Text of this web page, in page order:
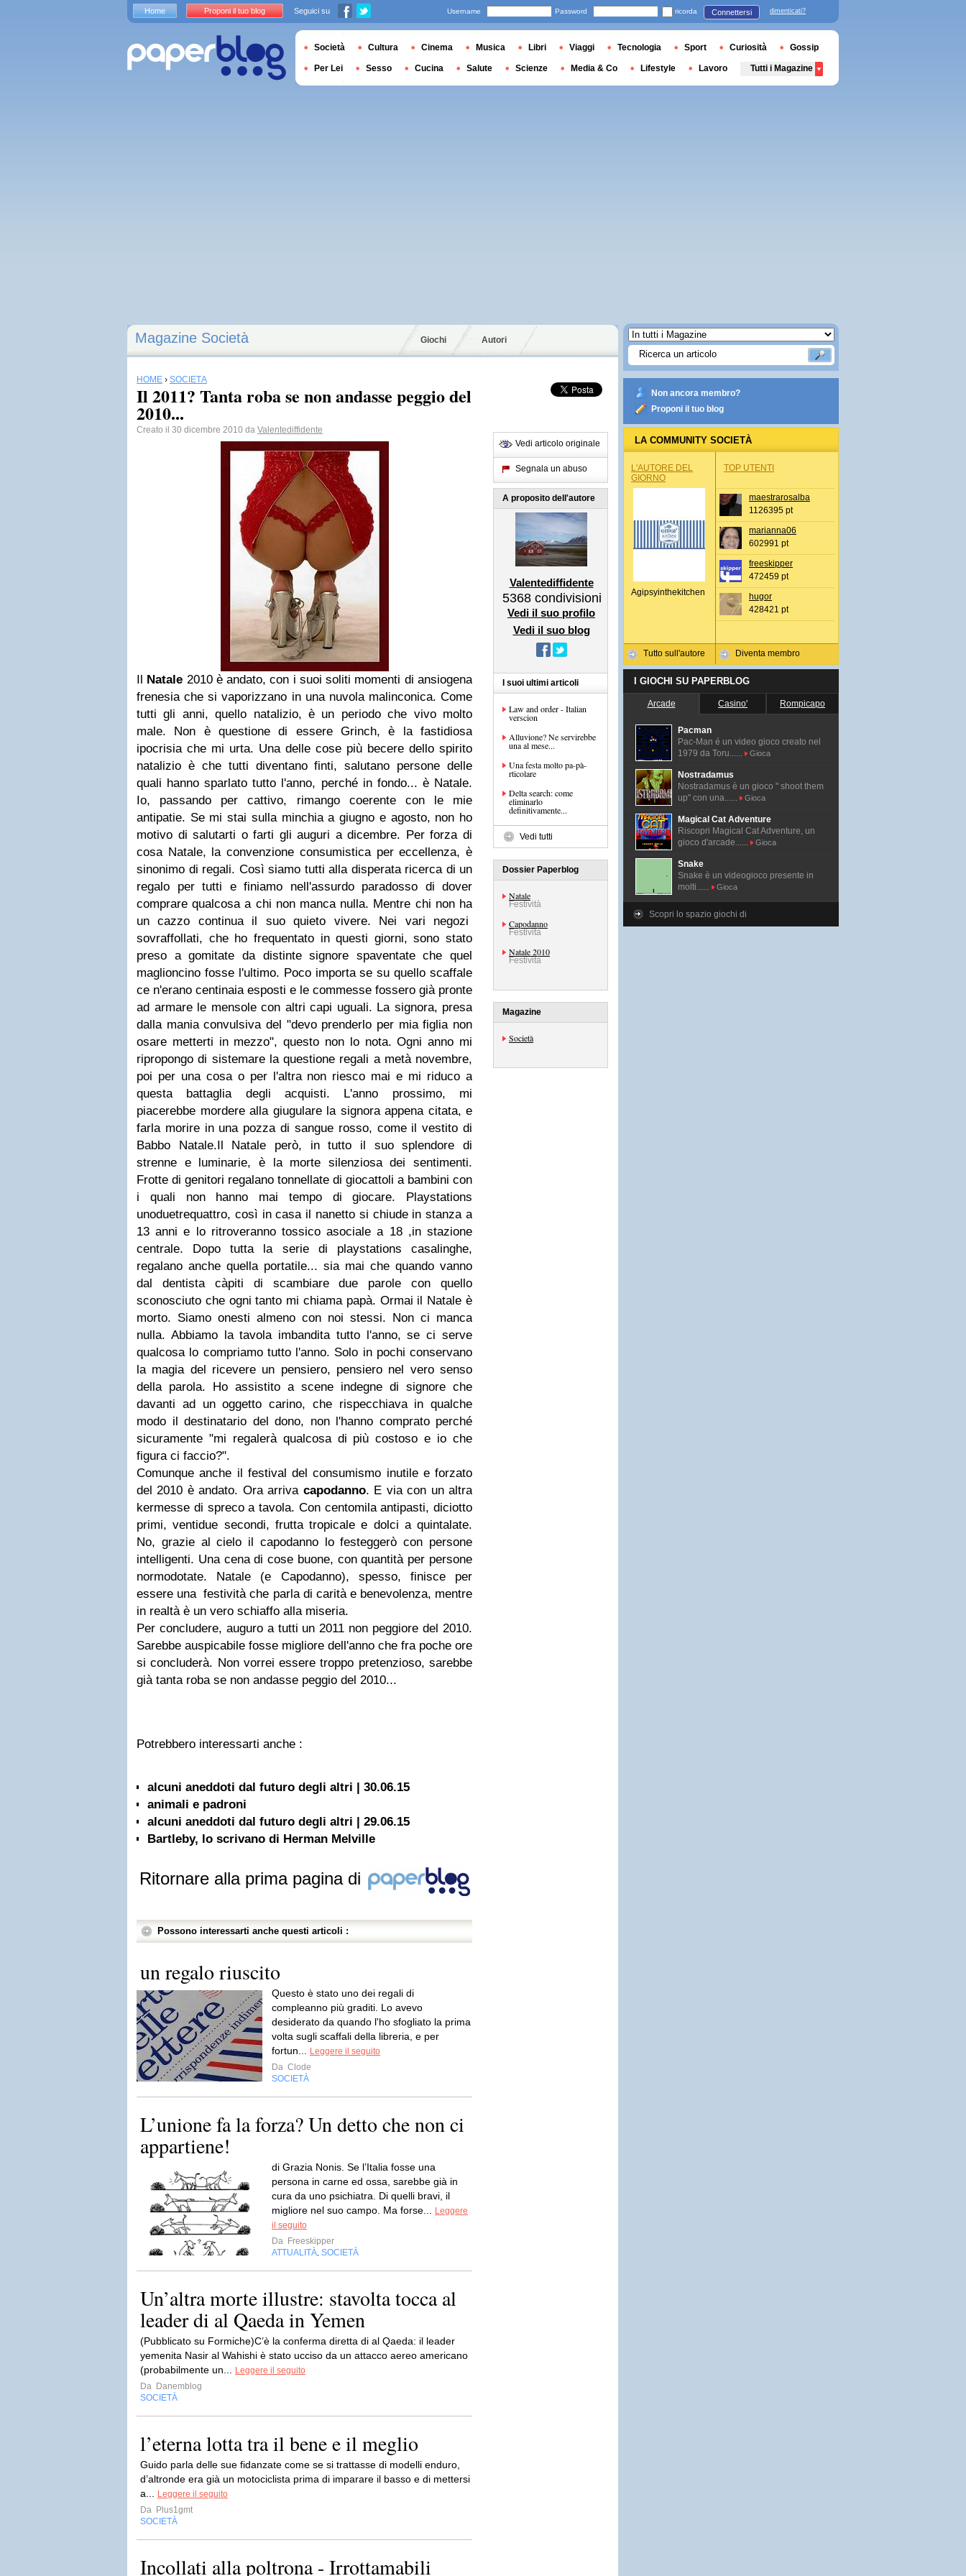
Magazine Società Giochi Autori
HOME › SOCIETÀ
Il 2011? Tanta roba se non andasse peggio del
2010...
Creato il 30 dicembre 2010 da Valentediffidente
Il Natale 2010 è andato, con i suoi soliti momenti di ansiogena
frenesia che si vaporizzano in una nuvola malinconica. Come
tutti gli anni, quello natalizio, è un periodo che vivo molto
male. Non è questione di essere Grinch, è la fastidiosa
ipocrisia che mi urta. Una delle cose più becere dello spirito
natalizio è che tutti diventano finti, salutano persone delle
quali hanno sparlato tutto l'anno, perché in fondo... è Natale.
Io, passando per cattivo, rimango coerente con le mie
antipatie. Se mi stai sulla minchia a giugno e agosto, non ho
motivo di salutarti o farti gli auguri a dicembre. Per forza di
cosa Natale, la convenzione consumistica per eccellenza, è
sinonimo di regali. Così siamo tutti alla disperata ricerca di un
regalo per tutti e finiamo nell'assurdo paradosso di dover
comprare qualcosa a chi non manca nulla. Mentre chi non ha
un cazzo continua il suo quieto vivere. Nei vari negozi
sovraffollati, che ho frequentato in questi giorni, sono stato
preso a gomitate da distinte signore spaventate che quel
maglioncino fosse l'ultimo. Poco importa se su quello scaffale
ce n'erano centinaia esposti e le commesse fossero già pronte
ad armare le mensole con altri capi uguali. La signora, presa
dalla mania convulsiva del "devo prenderlo per mia figlia non
osare metterti in mezzo", questo non lo nota. Ogni anno mi
ripropongo di sistemare la questione regali a metà novembre,
poi per una cosa o per l'altra non riesco mai e mi riduco a
questa battaglia degli acquisti. L'anno prossimo, mi
piacerebbe mordere alla giugulare la signora appena citata, e
farla morire in una pozza di sangue rosso, come il vestito di
Babbo Natale.Il Natale però, in tutto il suo splendore di
strenne e luminarie, è la morte silenziosa dei sentimenti.
Frotte di genitori regalano tonnellate di giocattoli a bambini con
i quali non hanno mai tempo di giocare. Playstations
unoduetrequattro, così in casa il nanetto si chiude in stanza a
13 anni e lo ritroveranno tossico asociale a 18 ,in stazione
centrale. Dopo tutta la serie di playstations casalinghe,
regalano anche quella portatile... sia mai che quando vanno
dal dentista càpiti di scambiare due parole con quello
sconosciuto che ogni tanto mi chiama papà. Ormai il Natale è
morto. Siamo onesti almeno con noi stessi. Non ci manca
nulla. Abbiamo la tavola imbandita tutto l'anno, se ci serve
qualcosa lo compriamo tutto l'anno. Solo in pochi conservano
la magia del ricevere un pensiero, pensiero nel vero senso
della parola. Ho assistito a scene indegne di signore che
davanti ad un oggetto carino, che rispecchiava in qualche
modo il destinatario del dono, non l'hanno comprato perché
sicuramente "mi regalerà qualcosa di più costoso e io che
figura ci faccio?".
Comunque anche il festival del consumismo inutile e forzato
del 2010 è andato. Ora arriva capodanno. E via con un altra
kermesse di spreco a tavola. Con centomila antipasti, diciotto
primi, ventidue secondi, frutta tropicale e dolci a quintalate.
No, grazie al cielo il capodanno lo festeggerò con persone
intelligenti. Una cena di cose buone, con quantità per persone
normodotate. Natale (e Capodanno), spesso, finisce per
essere una festività che parla di carità e benevolenza, mentre
in realtà è un vero schiaffo alla miseria.
Per concludere, auguro a tutti un 2011 non peggiore del 2010.
Sarebbe auspicabile fosse migliore dell'anno che fra poche ore
si concluderà. Non vorrei essere troppo pretenzioso, sarebbe
già tanta roba se non andasse peggio del 2010...
Potrebbero interessarti anche :
alcuni aneddoti dal futuro degli altri | 30.06.15
animali e padroni
alcuni aneddoti dal futuro degli altri | 29.06.15
Bartleby, lo scrivano di Herman Melville
Ritornare alla prima pagina di
Possono interessarti anche questi articoli :
un regalo riuscito
Questo è stato uno dei regali di
compleanno più graditi. Lo avevo
desiderato da quando l'ho sfogliato la prima
volta sugli scaffali della libreria, e per
fortun...
Leggere il seguito
Da Clode
SOCIETÀ
L’unione fa la forza? Un detto che non ci
appartiene!
di Grazia Nonis. Se l’Italia fosse una
persona in carne ed ossa, sarebbe già in
cura da uno psichiatra. Di quelli bravi, il
migliore nel suo campo. Ma forse...
Leggere
il seguito
Da Freeskipper
ATTUALITÀ SOCIETÀ
Un’altra morte illustre: stavolta tocca al
leader di al Qaeda in Yemen
(Pubblicato su Formiche)C’è la conferma diretta di al Qaeda: il leader
yemenita Nasir al Wahishi è stato ucciso da un attacco aereo americano
(probabilmente un...
Leggere il seguito
Da Danemblog
SOCIETÀ
l’eterna lotta tra il bene e il meglio
Guido parla delle sue fidanzate come se si trattasse di modelli enduro,
d’altronde era già un motociclista prima di imparare il basso e di mettersi
a...
Leggere il seguito
Da Plus1gmt
SOCIETÀ
Incollati alla poltrona - Irrottamabili
Vedi articolo originale
Segnala un abuso
A proposito dell'autore
Valentediffidente
5368 condivisioni
Vedi il suo profilo
Vedi il suo blog
I suoi ultimi articoli
Law and order - Italian
verscion
Alluvione? Ne servirebbe
una al mese...
Una festa molto pa-pà-
rticolare
Delta search: come
eliminarlo
definitivamente...
Vedi tutti
Dossier Paperblog
Natale
Festività
Capodanno
Festività
Natale 2010
Festività
Magazine
Società
Non ancora membro?
Proponi il tuo blog
LA COMMUNITY SOCIETÀ
L'AUTORE DEL
GIORNO
Agipsyinthekitchen
Tutto sull'autore
TOP UTENTI
maestrarosalba
1126395 pt
marianna06
602991 pt
freeskipper
472459 pt
hugor
428421 pt
Diventa membro
I GIOCHI SU PAPERBLOG
Arcade Casino' Rompicapo
Pacman
Pac-Man é un video gioco creato nel
1979 da Toru......
Gioca
Nostradamus
Nostradamus è un gioco " shoot them
up" con una......
Gioca
Magical Cat Adventure
Riscopri Magical Cat Adventure, un
gioco d'arcade......
Gioca
Snake
Snake è un videogioco presente in
molti......
Gioca
Scopri lo spazio giochi di
Home Proponi il tuo blog Seguici su Username Password ricorda Connettersi dimenticati?
Società Cultura Cinema Musica Libri Viaggi Tecnologia Sport Curiosità Gossip
Per Lei Sesso Cucina Salute Scienze Media & Co Lifestyle Lavoro Tutti i Magazine